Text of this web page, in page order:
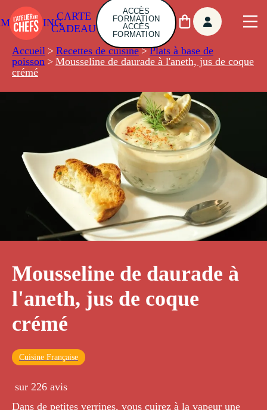
CARTE
CADEAU
ACCÈS
FORMATION
ACCÈS
FORMATION
Accueil > Recettes de cuisine > Plats à base de
poisson > Mousseline de daurade à l'aneth, jus de coque
crémé
Mousseline de daurade à
l'aneth, jus de coque
crémé
Cuisine Française
sur 226 avis
Dans de petites verrines, vous cuirez à la vapeur une